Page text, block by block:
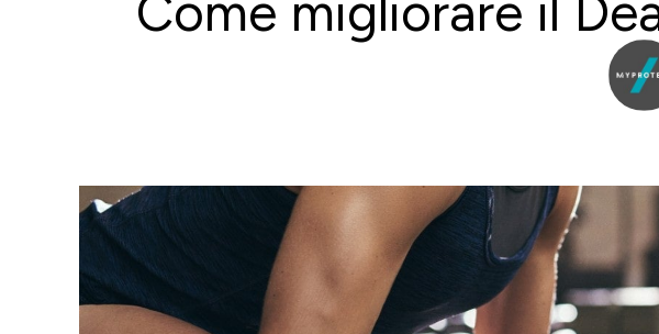
Come migliorare il